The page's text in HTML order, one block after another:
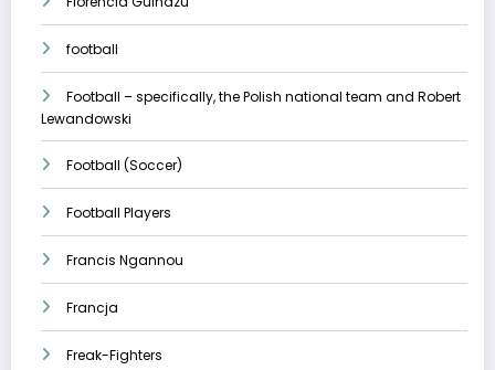
football
Football – specifically, the Polish national team and Robert
Lewandowski
Football (Soccer)
Football Players
Francis Ngannou
Francja
Freak-Fighters